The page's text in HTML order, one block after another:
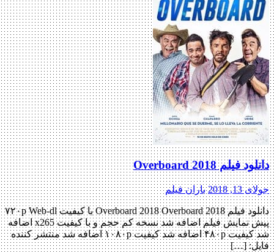
دانلود فیلم Overboard 2018
جولای 13, 2018 باران فیلم
دانلود فیلم Overboard 2018 Overboard 2018 با کیفیت ۷۲۰p Web-dl
پیش نمایش فیلم اضافه شد نسخه کم حجم و با کیفیت x265 اضافه
شد کیفیت ۴۸۰p اضافه شد کیفیت ۱۰۸۰p اضافه شد منتشر کننده
فایل: […]